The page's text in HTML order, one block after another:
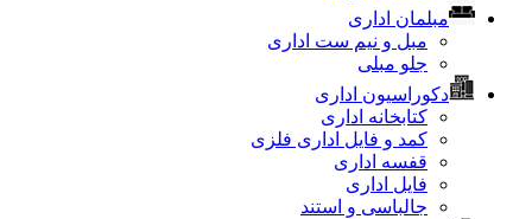
مبلمان اداری
مبل و نیم ست اداری
جلو مبلی
دکوراسیون اداری
کتابخانه اداری
کمد و فایل اداری فلزی
قفسه اداری
فایل اداری
جالباسی و استند